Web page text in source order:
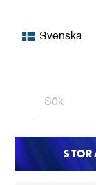
Svenska